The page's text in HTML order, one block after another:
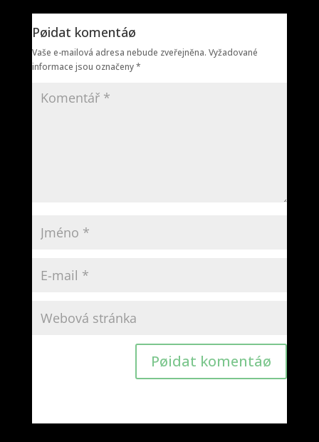
Pøidat komentáø
Vaše e-mailová adresa nebude zveřejněna. Vyžadované
informace jsou označeny*
Pøidat komentáø